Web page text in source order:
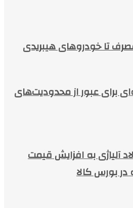
تا خودروهای هیبریدی
برای عبور از محدودیت‌های
آلیاژی به افزایش قیمت
در بورس کالا